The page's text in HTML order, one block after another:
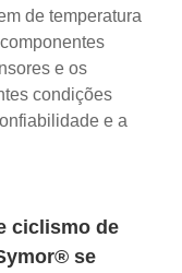
de temperatura
e os
condições
e a
ciclismo de
se